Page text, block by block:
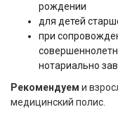
рождении
для детей
при
нотариально
Рекомендуем и
медицинский полис.